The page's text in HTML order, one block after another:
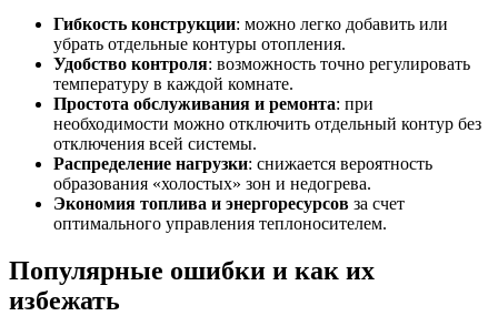
Гибкость конструкции: можно легко добавить или
убрать отдельные контуры отопления.
Удобство контроля: возможность точно регулировать
температуру в каждой комнате.
Простота обслуживания и ремонта: при
необходимости можно отключить отдельный контур без
отключения всей системы.
Распределение нагрузки: снижается вероятность
образования «холостых» зон и недогрева.
Экономия топлива и энергоресурсов за счет
оптимального управления теплоносителем.
Популярные ошибки и как их
избежать